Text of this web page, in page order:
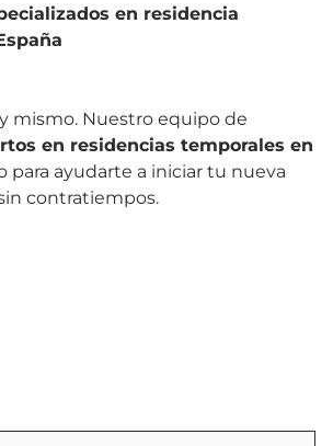
en residencia
mismo. Nuestro equipo de
en residencias temporales en
para ayudarte a iniciar tu nueva
contratiempos.